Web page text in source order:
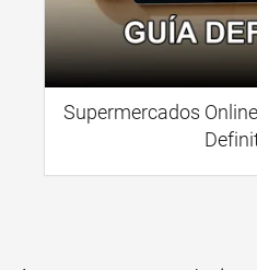
Supermercados